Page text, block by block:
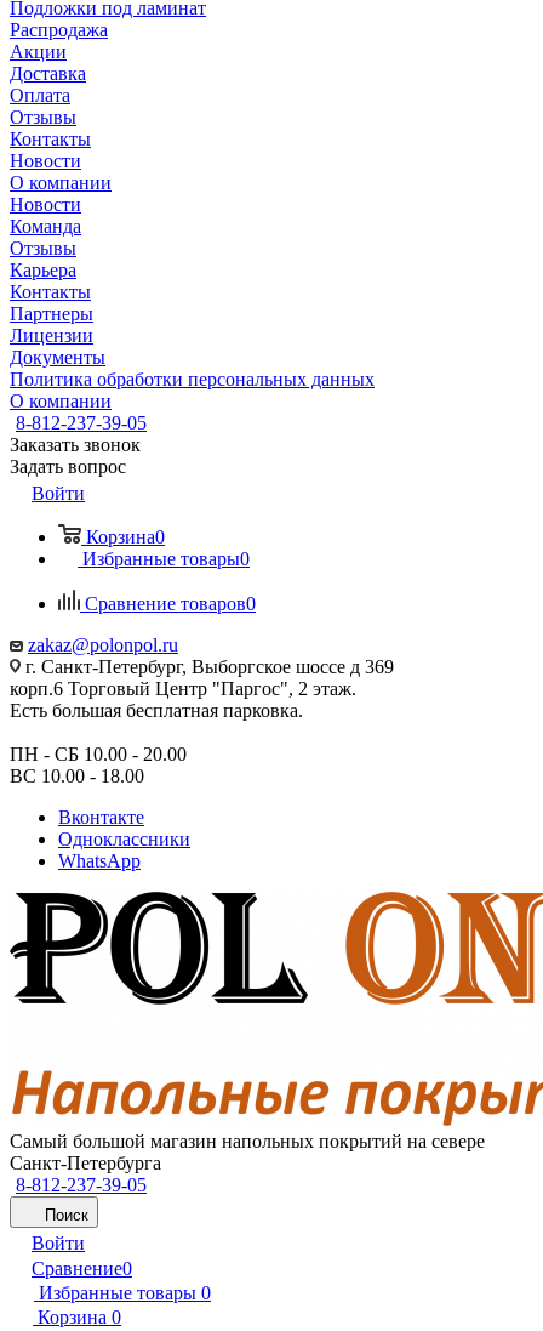
Подложки под ламинат
Распродажа
Акции
Доставка
Оплата
Отзывы
Контакты
Новости
О компании
Новости
Команда
Отзывы
Карьера
Контакты
Партнеры
Лицензии
Документы
Политика обработки персональных данных
О компании
8-812-237-39-05
Заказать звонок
Задать вопрос
Войти
Корзина0
Избранные товары0
Сравнение товаров0
zakaz@polonpol.ru
г. Санкт-Петербург, Выборгское шоссе д 369
корп.6 Торговый Центр "Паргос", 2 этаж.
Есть большая бесплатная парковка.
ПН - СБ 10.00 - 20.00
ВС 10.00 - 18.00
Вконтакте
Одноклассники
WhatsApp
Самый большой магазин напольных покрытий на севере
Санкт-Петербурга
8-812-237-39-05
Поиск
Войти
Сравнение0
Избранные товары 0
Корзина 0